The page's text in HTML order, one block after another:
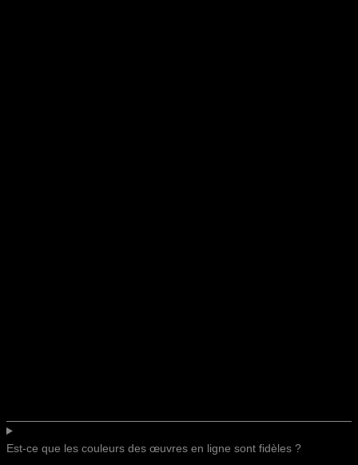
Est-ce que les couleurs des œuvres en ligne sont fidèles ?